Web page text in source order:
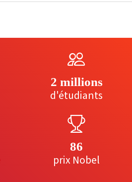
2 millions
d'étudiants
86
prix Nobel